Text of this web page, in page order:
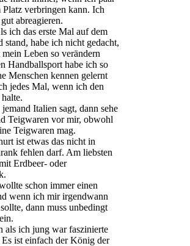
Platz verbringen kann. Ich
abreagieren.
ich das erste Mal auf dem
stand, habe ich nicht gedacht,
mein Leben so verändern
Handballsport habe ich so
Menschen kennen gelernt
jedes Mal, wenn ich den
Italien sagt, dann sehe
Teigwaren vor mir, obwohl
Teigwaren mag.
ist etwas das nicht in
fehlen darf. Am liebsten
Erdbeer- oder
schon immer einen
wenn ich mir irgendwann
dann muss unbedingt
als ich jung war faszinierte
Es ist einfach der König der